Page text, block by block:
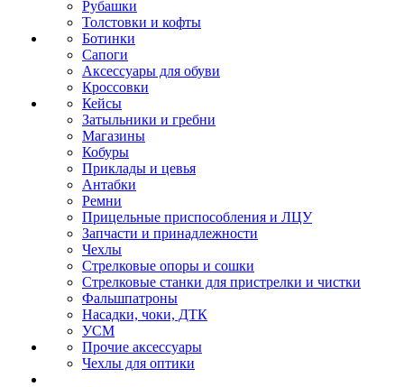
Рубашки
Толстовки и кофты
Ботинки
Сапоги
Аксессуары для обуви
Кроссовки
Кейсы
Затыльники и гребни
Магазины
Кобуры
Приклады и цевья
Антабки
Ремни
Прицельные приспособления и ЛЦУ
Запчасти и принадлежности
Чехлы
Стрелковые опоры и сошки
Стрелковые станки для пристрелки и чистки
Фальшпатроны
Насадки, чоки, ДТК
УСМ
Прочие аксессуары
Чехлы для оптики